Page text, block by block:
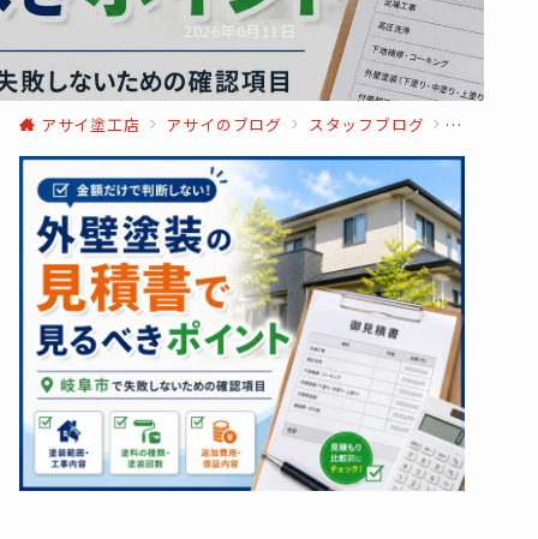
2026年6月11日
アサイ塗工店 アサイのブログ スタッフブログ 塗装の見